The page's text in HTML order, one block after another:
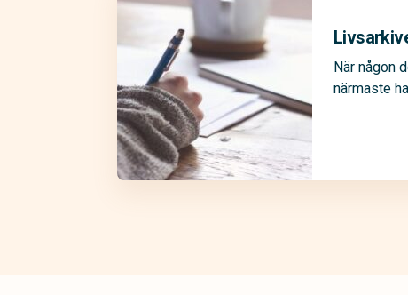
När någon
närmaste